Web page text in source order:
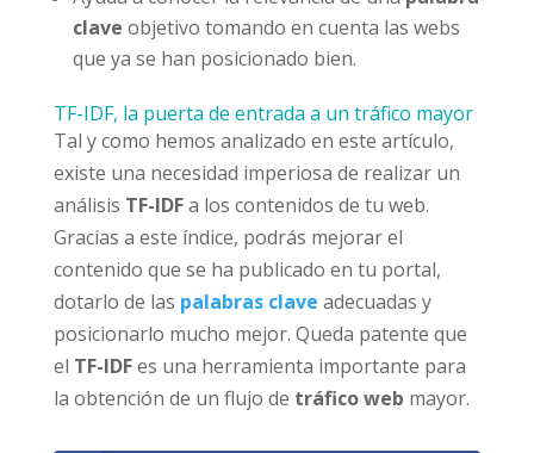
clave objetivo tomando en cuenta las webs
que ya se han posicionado bien.
TF-IDF, la puerta de entrada a un tráfico mayor
Tal y como hemos analizado en este artículo,
existe una necesidad imperiosa de realizar un
análisis TF-IDFa los contenidos de tu web.
Gracias a este índice, podrás mejorar el
contenido que se ha publicado en tu portal,
dotarlo de las palabras clave adecuadas y
posicionarlo mucho mejor. Queda patente que
el TF-IDFes una herramienta importante para
la obtención de un flujo de tráfico web mayor.